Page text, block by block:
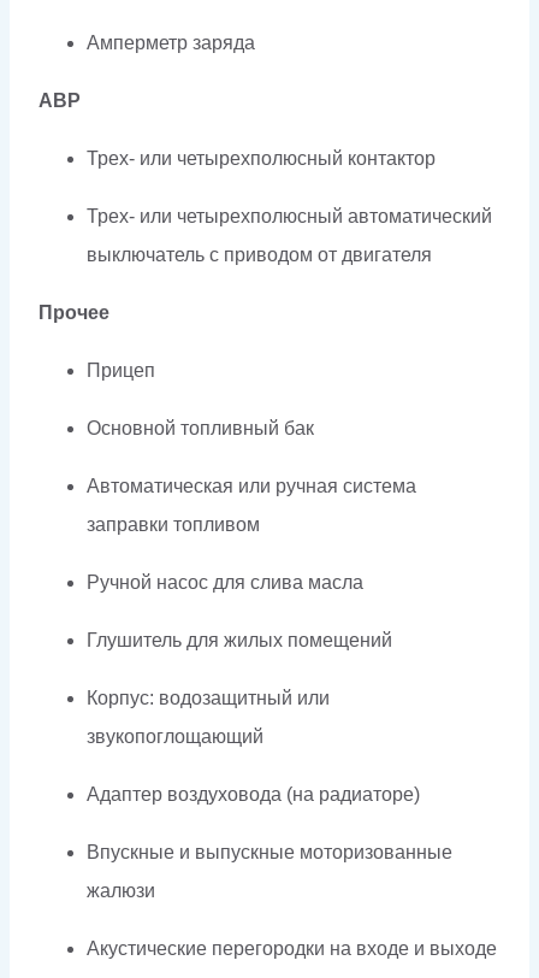
Амперметр заряда
АВР
Трех- или четырехполюсный контактор
Трех- или четырехполюсный автоматический
выключатель с приводом от двигателя
Прочее
Прицеп
Основной топливный бак
Автоматическая или ручная система
заправки топливом
Ручной насос для слива масла
Глушитель для жилых помещений
Корпус: водозащитный или
звукопоглощающий
Адаптер воздуховода (на радиаторе)
Впускные и выпускные моторизованные
жалюзи
Акустические перегородки на входе и выходе